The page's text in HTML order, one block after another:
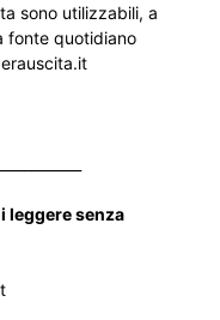
sono utilizzabili, a
fonte quotidiano
leggere senza